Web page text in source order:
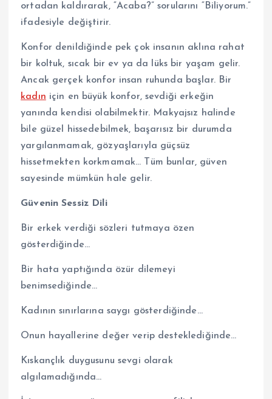
ortadan kaldırarak, “Acaba?” sorularını “Biliyorum.”
ifadesiyle değiştirir.
Konfor denildiğinde pek çok insanın aklına rahat
bir koltuk, sıcak bir ev ya da lüks bir yaşam gelir.
Ancak gerçek konfor insan ruhunda başlar. Bir
kadın için en büyük konfor, sevdiği erkeğin
yanında kendisi olabilmektir. Makyajsız halinde
bile güzel hissedebilmek, başarısız bir durumda
yargılanmamak, gözyaşlarıyla güçsüz
hissetmekten korkmamak… Tüm bunlar, güven
sayesinde mümkün hale gelir.
Güvenin Sessiz Dili
Bir erkek verdiği sözleri tutmaya özen
gösterdiğinde…
Bir hata yaptığında özür dilemeyi
benimsediğinde…
Kadının sınırlarına saygı gösterdiğinde…
Onun hayallerine değer verip desteklediğinde…
Kıskançlık duygusunu sevgi olarak
algılamadığında…